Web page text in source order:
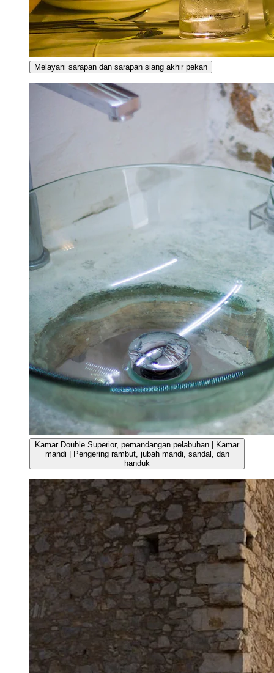
Melayani sarapan dan sarapan siang akhir pekan
Kamar Double Superior, pemandangan pelabuhan | Kamar
mandi | Pengering rambut, jubah mandi, sandal, dan
handuk